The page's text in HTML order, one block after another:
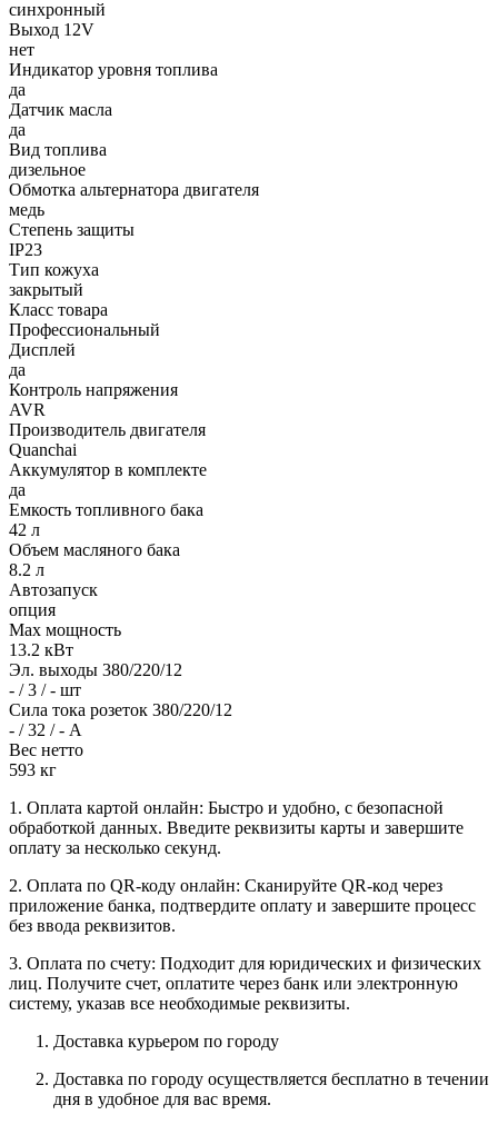
синхронный
Выход 12V
нет
Индикатор уровня топлива
да
Датчик масла
да
Вид топлива
дизельное
Обмотка альтернатора двигателя
медь
Степень защиты
IP23
Тип кожуха
закрытый
Класс товара
Профессиональный
Дисплей
да
Контроль напряжения
AVR
Производитель двигателя
Quanchai
Аккумулятор в комплекте
да
Емкость топливного бака
42 л
Объем масляного бака
8.2 л
Автозапуск
опция
Max мощность
13.2 кВт
Эл. выходы 380/220/12
- / 3 / - шт
Сила тока розеток 380/220/12
- / 32 / - А
Вес нетто
593 кг
1. Оплата картой онлайн: Быстро и удобно, с безопасной
обработкой данных. Введите реквизиты карты и завершите
оплату за несколько секунд.
2. Оплата по QR-коду онлайн: Сканируйте QR-код через
приложение банка, подтвердите оплату и завершите процесс
без ввода реквизитов.
3. Оплата по счету: Подходит для юридических и физических
лиц. Получите счет, оплатите через банк или электронную
систему, указав все необходимые реквизиты.
Доставка курьером по городу
Доставка по городу осуществляется бесплатно в течении
дня в удобное для вас время.